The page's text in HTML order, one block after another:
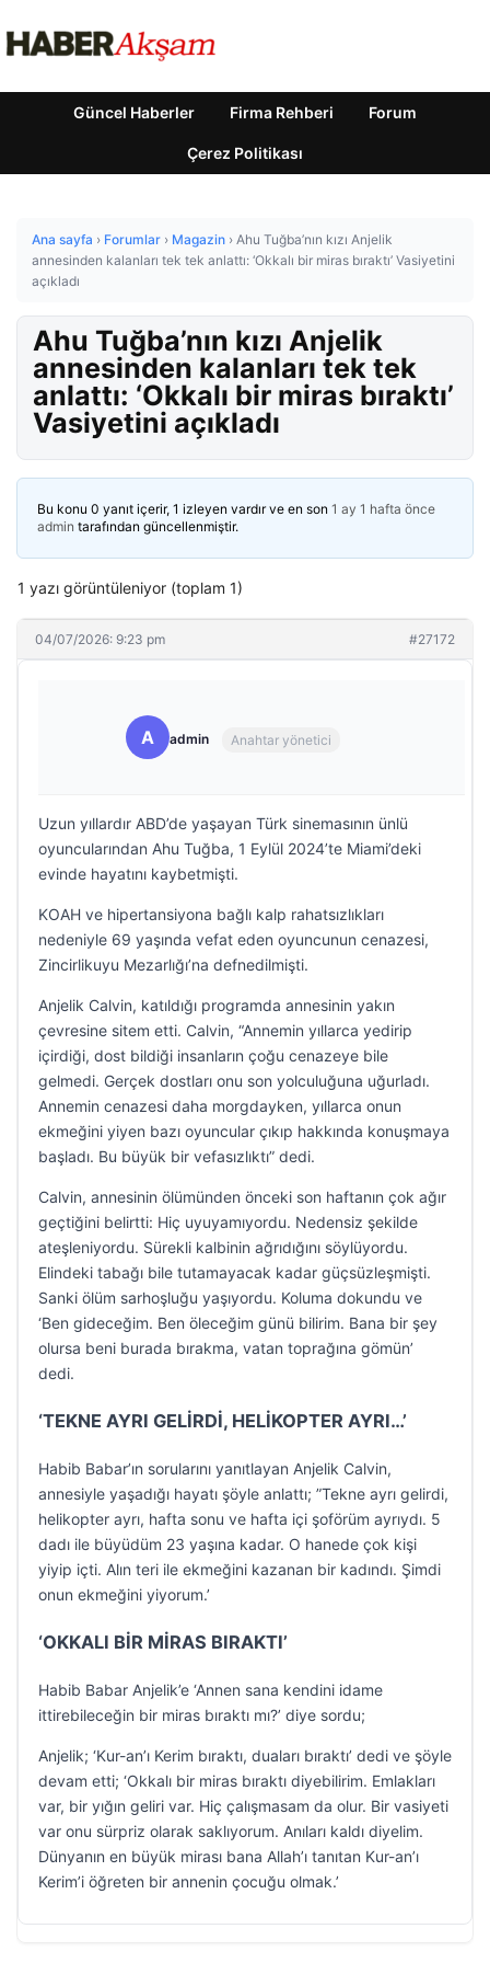
Güncel Haberler Firma Rehberi Forum
Çerez Politikası
Ana sayfa › Forumlar › Magazin › Ahu Tuğba’nın kızı Anjelik
annesinden kalanları tek tek anlattı: ‘Okkalı bir miras bıraktı’ Vasiyetini
açıkladı
Ahu Tuğba’nın kızı Anjelik
annesinden kalanları tek tek
anlattı: ‘Okkalı bir miras bıraktı’
Vasiyetini açıkladı
Bu konu 0 yanıt içerir, 1 izleyen vardır ve en son 1 ay 1 hafta önce
admin tarafından güncellenmiştir.
1 yazı görüntüleniyor (toplam 1)
04/07/2026: 9:23 pm #27172
A admin Anahtar yönetici
Uzun yıllardır ABD’de yaşayan Türk sinemasının ünlü
oyuncularından Ahu Tuğba, 1 Eylül 2024’te Miami’deki
evinde hayatını kaybetmişti.
KOAH ve hipertansiyona bağlı kalp rahatsızlıkları
nedeniyle 69 yaşında vefat eden oyuncunun cenazesi,
Zincirlikuyu Mezarlığı’na defnedilmişti.
Anjelik Calvin, katıldığı programda annesinin yakın
çevresine sitem etti. Calvin, “Annemin yıllarca yedirip
içirdiği, dost bildiği insanların çoğu cenazeye bile
gelmedi. Gerçek dostları onu son yolculuğuna uğurladı.
Annemin cenazesi daha morgdayken, yıllarca onun
ekmeğini yiyen bazı oyuncular çıkıp hakkında konuşmaya
başladı. Bu büyük bir vefasızlıktı” dedi.
Calvin, annesinin ölümünden önceki son haftanın çok ağır
geçtiğini belirtti: Hiç uyuyamıyordu. Nedensiz şekilde
ateşleniyordu. Sürekli kalbinin ağrıdığını söylüyordu.
Elindeki tabağı bile tutamayacak kadar güçsüzleşmişti.
Sanki ölüm sarhoşluğu yaşıyordu. Koluma dokundu ve
‘Ben gideceğim. Ben öleceğim günü bilirim. Bana bir şey
olursa beni burada bırakma, vatan toprağına gömün’
dedi.
‘TEKNE AYRI GELİRDİ, HELİKOPTER AYRI…’
Habib Babar’ın sorularını yanıtlayan Anjelik Calvin,
annesiyle yaşadığı hayatı şöyle anlattı; ”Tekne ayrı gelirdi,
helikopter ayrı, hafta sonu ve hafta içi şoförüm ayrıydı. 5
dadı ile büyüdüm 23 yaşına kadar. O hanede çok kişi
yiyip içti. Alın teri ile ekmeğini kazanan bir kadındı. Şimdi
onun ekmeğini yiyorum.’
‘OKKALI BİR MİRAS BIRAKTI’
Habib Babar Anjelik’e ‘Annen sana kendini idame
ittirebileceğin bir miras bıraktı mı?’ diye sordu;
Anjelik; ‘Kur-an’ı Kerim bıraktı, duaları bıraktı’ dedi ve şöyle
devam etti; ‘Okkalı bir miras bıraktı diyebilirim. Emlakları
var, bir yığın geliri var. Hiç çalışmasam da olur. Bir vasiyeti
var onu sürpriz olarak saklıyorum. Anıları kaldı diyelim.
Dünyanın en büyük mirası bana Allah’ı tanıtan Kur-an’ı
Kerim’i öğreten bir annenin çocuğu olmak.’